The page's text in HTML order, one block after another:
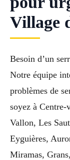
Village
Besoin d’un
Notre équipe
problèmes de
soyez à
Vallon, Les
Eyguières,
Miramas,